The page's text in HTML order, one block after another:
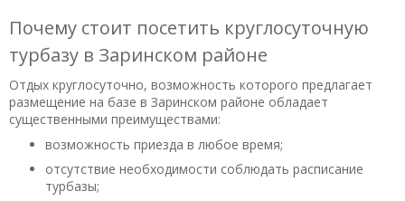
Почему стоит посетить круглосуточную
турбазу в Заринском районе
Отдых круглосуточно, возможность которого предлагает
размещение на базе в Заринском районе обладает
существенными преимуществами:
возможность приезда в любое время;
отсутствие необходимости соблюдать расписание
турбазы;